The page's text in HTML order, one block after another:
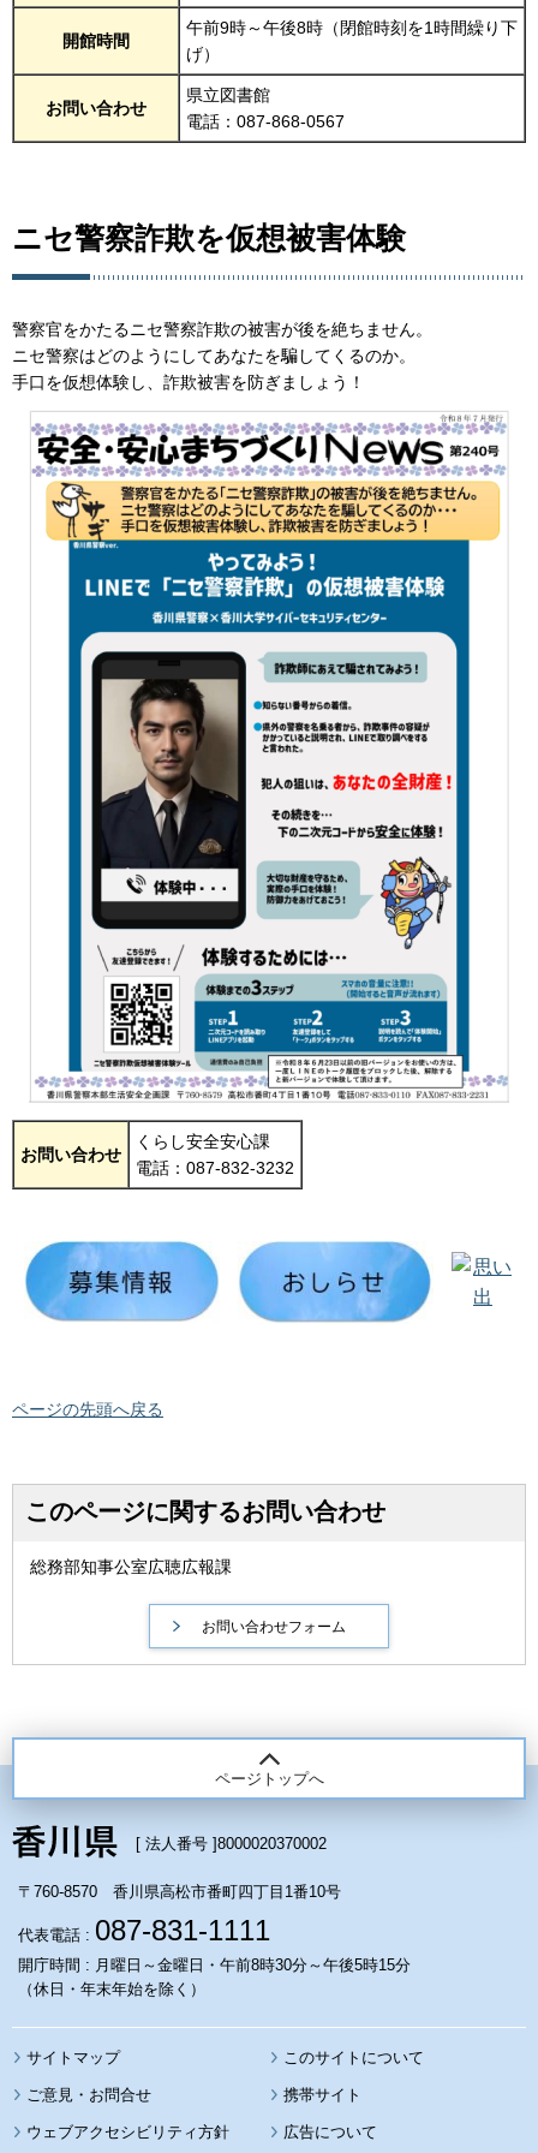
開館時間
午前9時～午後8時（閉館時刻を1時間繰り下
げ）
お問い合わせ
県立図書館
電話：087-868-0567
ニセ警察詐欺を仮想被害体験
警察官をかたるニセ警察詐欺の被害が後を絶ちません。
ニセ警察はどのようにしてあなたを騙してくるのか。
手口を仮想体験し、詐欺被害を防ぎましょう！
お問い合わせ
くらし安全安心課
電話：087-832-3232
ページの先頭へ戻る
このページに関するお問い合わせ
総務部知事公室広聴広報課
ページトップへ
[ 法人番号 ]8000020370002
〒760-8570 香川県高松市番町四丁目1番10号
代表電話 : 087-831-1111
開庁時間 : 月曜日～金曜日・午前8時30分～午後5時15分
（休日・年末年始を除く）
サイトマップ このサイトについて
携帯サイト
ウェブアクセシビリティ方針 広告について